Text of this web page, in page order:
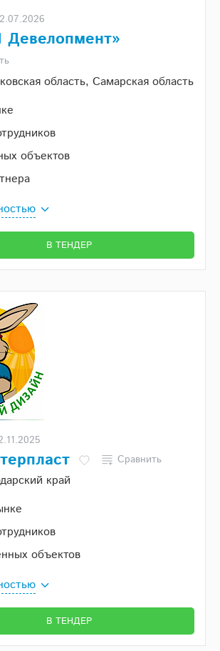
область, Самарская область
объектов
В ТЕНДЕР
Сравнить
край
объектов
В ТЕНДЕР